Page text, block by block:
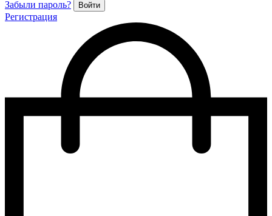
Забыли пароль? Войти
Регистрация